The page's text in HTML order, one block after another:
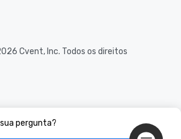
pergunta?
Cvent, Inc. Todos os direitos